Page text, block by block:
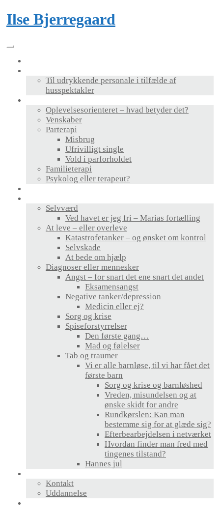
Skip
to
Ilse Bjerregaard
Til udrykkende personale i tilfælde af
husspektakler
Oplevelsesorienteret – hvad betyder det?
Venskaber
Parterapi
Misbrug
Ufrivilligt single
Vold i parforholdet
Familieterapi
Psykolog eller terapeut?
Selvværd
Ved havet er jeg fri – Marias fortælling
At leve – eller overleve
Katastrofetanker – og ønsket om kontrol
Selvskade
At bede om hjælp
Diagnoser eller mennesker
Angst – for snart det ene snart det andet
Eksamensangst
Negative tanker/depression
Medicin eller ej?
Sorg og krise
Spiseforstyrrelser
Den første gang…
Mad og følelser
Tab og traumer
Vi er alle barnløse, til vi har fået det
første barn
Sorg og krise og barnløshed
Vreden, misundelsen og at
ønske skidt for andre
Rundkørslen: Kan man
bestemme sig for at glæde sig?
Efterbearbejdelsen i netværket
Hvordan finder man fred med
tingenes tilstand?
Hannes jul
Kontakt
Uddannelse